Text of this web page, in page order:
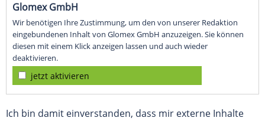
Glomex GmbH
Wir benötigen Ihre Zustimmung, um den von unserer Redaktion
eingebundenen Inhalt von Glomex GmbH anzuzeigen. Sie können
diesen mit einem Klick anzeigen lassen und auch wieder
deaktivieren.
jetzt aktivieren
Ich bin damit einverstanden, dass mir externe Inhalte